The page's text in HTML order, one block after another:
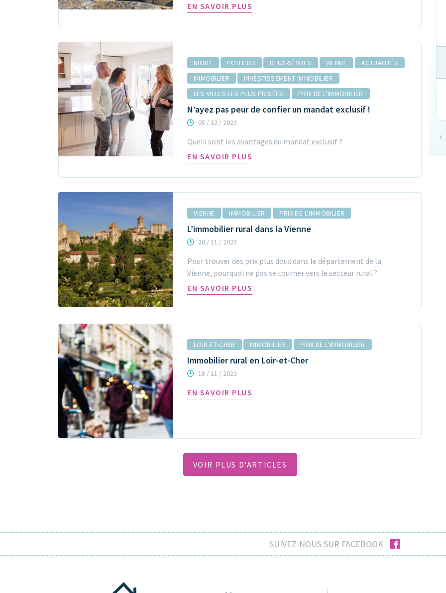
EN SAVOIR PLUS
NIORT POITIERS DEUX-SÈVRES VIENNE
ACTUALITÉS
IMMOBILIER
INVESTISSEMENT IMMOBILIER
LES VILLES LES PLUS PRISÉES
PRIX DE L'IMMOBILIER
N’ayez pas peur de confier un mandat exclusif !
05 / 12 / 2023
Quels sont les avantages du mandat exclusif ?
EN SAVOIR PLUS
VIENNE IMMOBILIER PRIX DE L'IMMOBILIER
L’immobilier rural dans la Vienne
26 / 11 / 2023
Pour trouver des prix plus doux dans le département de la
Vienne, pourquoi ne pas se tourner vers le secteur rural ?
EN SAVOIR PLUS
LOIR-ET-CHER IMMOBILIER PRIX DE L'IMMOBILIER
Immobilier rural en Loir-et-Cher
18 / 11 / 2023
EN SAVOIR PLUS
VOIR PLUS D'ARTICLES
220 000€
Surface
352m²
Pièces
NC
Chambres
NC
Garage
VOIR LE DÉTAIL
SUIVEZ-NOUS SUR FACEBOOK facebook